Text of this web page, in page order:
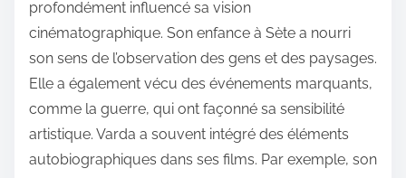
profondément influencé sa vision
cinématographique. Son enfance à Sète a nourri
son sens de l’observation des gens et des paysages.
Elle a également vécu des événements marquants,
comme la guerre, qui ont façonné sa sensibilité
artistique. Varda a souvent intégré des éléments
autobiographiques dans ses films. Par exemple, son